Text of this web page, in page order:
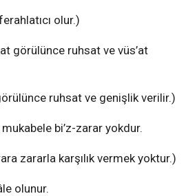
olur.)
görülünce ruhsat ve vüs’at
ruhsat ve genişlik verilir.)
bi’z-zarar yokdur.
zararla karşılık vermek yoktur.)
olunur.